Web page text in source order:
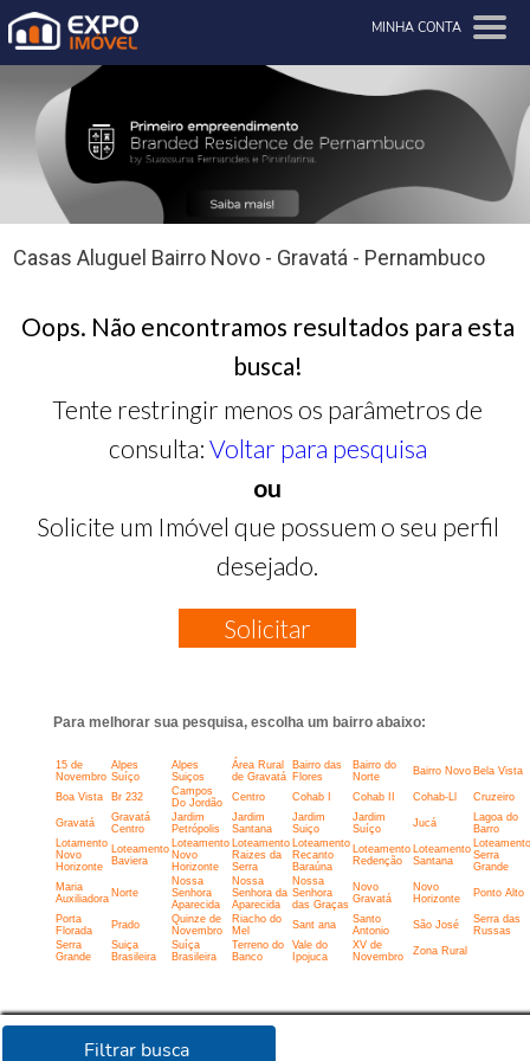
MINHA CONTA
Filtrar busca
Casas Aluguel Bairro Novo - Gravatá - Pernambuco
Oops. Não encontramos resultados para esta
busca!
Tente restringir menos os parâmetros de
consulta: Voltar para pesquisa
ou
Solicite um Imóvel que possuem o seu perfil
desejado.
Solicitar
Para melhorar sua pesquisa, escolha um bairro abaixo:
15 de
Novembro
Alpes
Suíço
Alpes
Suiços
Área Rural
de Gravatá
Bairro das
Flores
Bairro do
Norte
Bairro Novo Bela Vista
Boa Vista Br 232
Campos
Do Jordão
Centro Cohab I Cohab II Cohab-Ll Cruzeiro
Gravatá
Gravatá
Centro
Jardim
Petrópolis
Jardim
Santana
Jardim
Suiço
Jardim
Suíço
Jucá
Lagoa do
Barro
Lotamento
Novo
Horizonte
Loteamento
Baviera
Loteamento
Novo
Horizonte
Loteamento
Raizes da
Serra
Loteamento
Recanto
Baraúna
Loteamento
Redenção
Loteamento
Santana
Loteamento
Serra
Grande
Maria
Auxiliadora Norte
Nossa
Senhora
Aparecida
Nossa
Senhora da
Aparecida
Nossa
Senhora
das Graças
Novo
Gravatá
Novo
Horizonte
Ponto Alto
Porta
Florada
Prado
Quinze de
Novembro
Riacho do
Mel
Sant ana
Santo
Antonio
São José
Serra das
Russas
Serra
Grande
Suiça
Brasileira
Suíça
Brasileira
Terreno do
Banco
Vale do
Ipojuca
XV de
Novembro
Zona Rural